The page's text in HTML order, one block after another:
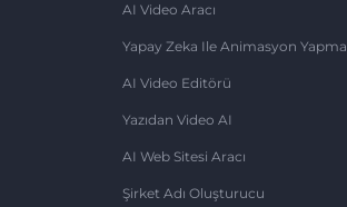
AI Video Aracı
Yapay Zeka Ile Animasyon Yapma
AI Video Editörü
Yazıdan Video AI
AI Web Sitesi Aracı
Şirket Adı Oluşturucu